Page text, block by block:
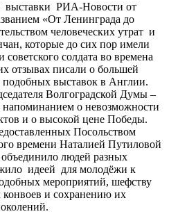
выставки РИА-Новости от
«От Ленинграда до
человеческих утрат и
которые до сих пор имели
советского солдата во времена
отзывах писали о большей
подобных выставок в Англии.
Волгоградской Думы –
напоминанием о невозможности
и о высокой цене Победы.
Посольством
времени Наталией Путиловой
людей разных
идеей для молодёжи к
мероприятий, шефству
конвоев и сохранению их